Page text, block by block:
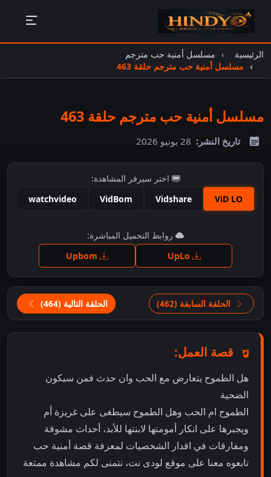
الرئيسية
مسلسل أمنية حب مترجم
مسلسل أمنية حب مترجم حلقة 463
مسلسل أمنية حب مترجم حلقة 463
تاريخ النشر: 28 يونيو 2026
اختر سيرفر المشاهدة:
ViD LO
Vidshare
VidBom
watchvideo
اضغط للمشاهدة
روابط التحميل المباشرة:
الحلقة السابقة (462) الحلقة التالية (464)
قصة العمل:
هل الطموح يتعارض مع الحب وان حدث فمن سيكون
الضحية
الطموح ام الحب وهل الطموح سيطغى على غريزة أم
ويجبرها على انكار أمومتها لابنتها للأبد، أحداث مشوقة
ومفارقات في اقدار الشخصيات لمعرفة قصة أمنية حب
تابعوه معنا على موقع لودى نت، نتمنى لكم مشاهدة ممتعة